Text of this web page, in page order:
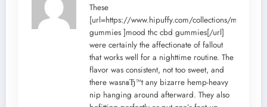
These
[url=https://www.hipuffy.com/collections/mood-
gummies ]mood thc cbd gummies[/url]
were certainly the affectionate of fallout
that works well for a nighttime routine. The
flavor was consistent, not too sweet, and
there wasnвЂ™t any bizarre hemp-heavy
nip hanging around afterward. They also